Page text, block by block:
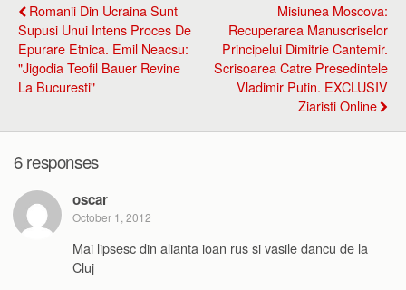
Romanii Din Ucraina Sunt
Supusi Unui Intens Proces De
Epurare Etnica. Emil Neacsu:
"Jigodia Teofil Bauer Revine
La Bucuresti"
Misiunea Moscova:
Recuperarea Manuscriselor
Principelui Dimitrie Cantemir.
Scrisoarea Catre Presedintele
Vladimir Putin. EXCLUSIV
Ziaristi Online
6 responses
oscar
October 1, 2012
Mai lipsesc din alianta ioan rus si vasile dancu de la
Cluj